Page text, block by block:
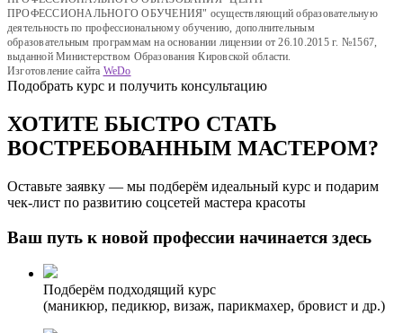
ПРОФЕССИОНАЛЬНОГО ОБУЧЕНИЯ" осуществляющий образовательную
деятельность по профессиональному обучению, дополнительным
образовательным программам на основании лицензии от 26.10.2015 г. №1567,
выданной Министерством Образования Кировской области.
Изготовление сайта WeDo
Подобрать курс и получить консультацию
ХОТИТЕ БЫСТРО СТАТЬ
ВОСТРЕБОВАННЫМ МАСТЕРОМ?
Оставьте заявку — мы подберём идеальный курс и подарим
чек-лист по развитию соцсетей мастера красоты
Ваш путь к новой профессии начинается здесь
Подберём подходящий курс
(маникюр, педикюр, визаж, парикмахер, бровист и др.)